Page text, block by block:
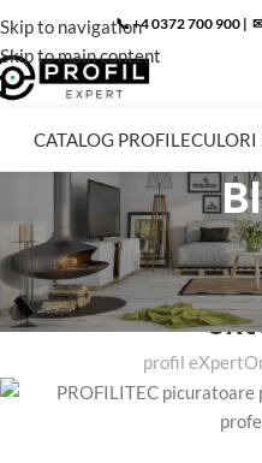
Skip to navigation
Skip to main content
📞 +4 0372 700 900 |
CATALOG PROFILECULORI
Creative
profil eXpert